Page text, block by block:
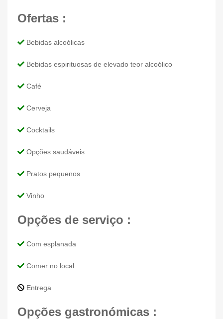
Ofertas :
Bebidas alcoólicas
Bebidas espirituosas de elevado teor alcoólico
Café
Cerveja
Cocktails
Opções saudáveis
Pratos pequenos
Vinho
Opções de serviço :
Com esplanada
Comer no local
Entrega
Opções gastronómicas :